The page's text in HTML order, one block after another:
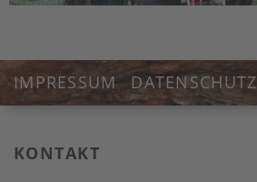
IMPRESSUM DATENSCHUTZ
KONTAKT